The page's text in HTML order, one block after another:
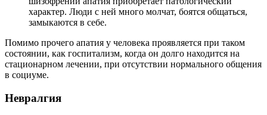
характер. Люди с ней много молчат, боятся общаться,
замыкаются в себе.
Помимо прочего апатия у человека проявляется при таком
состоянии, как госпитализм, когда он долго находится на
стационарном лечении, при отсутствии нормального общения
в социуме.
Невралгия